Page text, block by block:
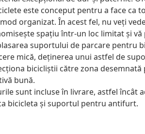
este conceput pentru a face ca
organizat. În acest fel, nu veți
spațiu într-un loc limitat și
suportului de parcare pentru
mică, deținerea unui astfel de
bicicliștii către zona desemnată
bună.
sunt incluse în livrare, astfel încât
bicicleta și suportul pentru antifurt.